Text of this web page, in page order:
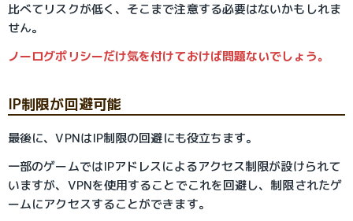
比べてリスクが低く、そこまで注意する必要はないかもしれま
せん。
ノーログポリシーだけ気を付けておけば問題ないでしょう。
IP制限が回避可能
最後に、VPNはIP制限の回避にも役立ちます。
一部のゲームではIPアドレスによるアクセス制限が設けられて
いますが、VPNを使用することでこれを回避し、制限されたゲ
ームにアクセスすることができます。